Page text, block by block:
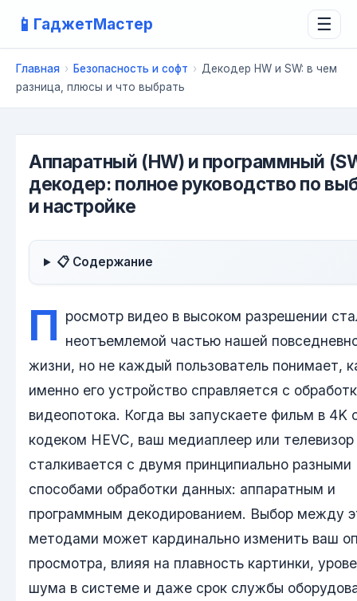
📱 ГаджетМастер ☰
Главная › Безопасность и софт › Декодер HW и SW: в чем
разница, плюсы и что выбрать
Аппаратный (HW) и программный
декодер: полное руководство по
и настройке
📋 Содержание
П росмотр видео в высоком разрешении
неотъемлемой частью нашей
жизни, но не каждый пользователь понимает,
именно его устройство справляется с
видеопотока. Когда вы запускаете фильм в 4K
кодеком HEVC, ваш медиаплеер или телевизор
сталкивается с двумя принципиально разными
способами обработки данных: аппаратным и
программным декодированием. Выбор между
методами может кардинально изменить ваш
просмотра, влияя на плавность картинки,
шума в системе и даже срок службы